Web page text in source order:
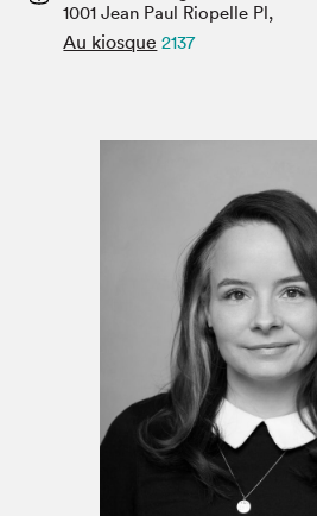
Espace médias
1001 Jean Paul Riopelle Pl,
Au kiosque 2137